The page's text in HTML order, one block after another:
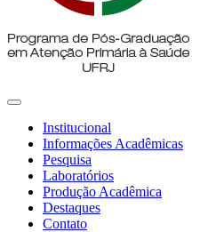
Institucional
Informações Acadêmicas
Pesquisa
Laboratórios
Produção Acadêmica
Destaques
Contato